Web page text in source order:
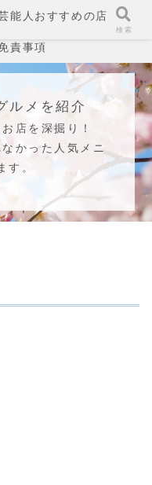
能人おすすめの店
責事項
ルメを紹介
店を深掘り！
かった人気メニ
す。
検索